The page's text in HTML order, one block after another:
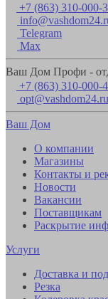
+7 (863) 310-000-3
Telegram
Max
Ваш Дом Профи -
+7 (863) 310-000-4
opt@vashdom24.ru
Ваш Дом
О компании
Магазины
Контакты и
Новости
Вакансии
Поставщикам
Раскрытие
Услуги
Доставка и
Резка